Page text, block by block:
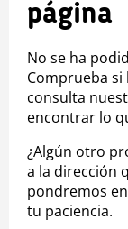
página
No se ha
Comprueba si
consulta
encontrar lo
¿Algún otro
a la dirección
pondremos
tu paciencia.